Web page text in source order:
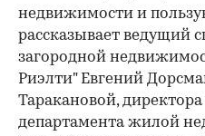
недвижимости и
рассказывает ведущий
загородной
Риэлти" Евгений
Таракановой,
департамента жилой